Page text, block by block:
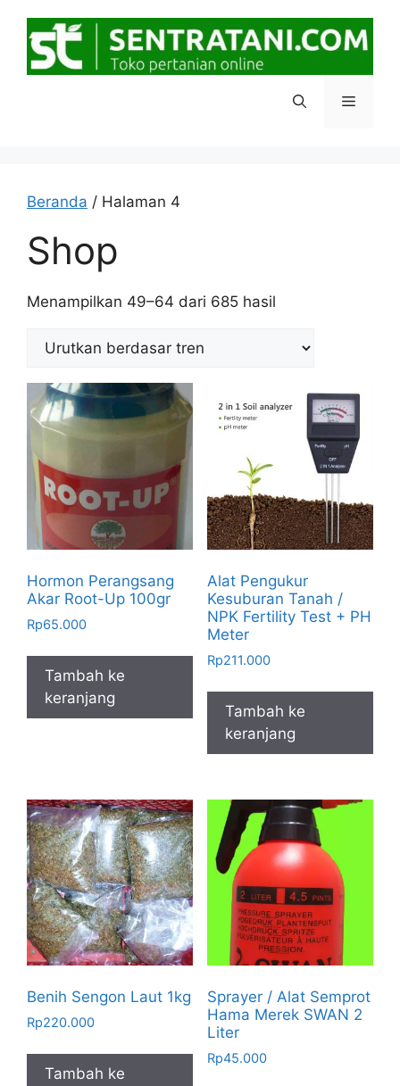
Menu
Beranda / Halaman 4
Shop
Menampilkan 49–64 dari 685 hasil
popularitas
Hormon Perangsang
Akar Root-Up 100gr
Rp65.000
Tambah ke
keranjang
Alat Pengukur
Kesuburan Tanah /
NPK Fertility Test + PH
Meter
Rp211.000
Tambah ke
keranjang
Benih Sengon Laut 1kg
Rp220.000
Tambah ke
Sprayer / Alat Semprot
Hama Merek SWAN 2
Liter
Rp45.000